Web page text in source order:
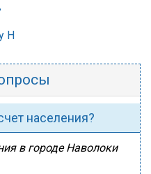
Н
населения?
в городе Наволоки